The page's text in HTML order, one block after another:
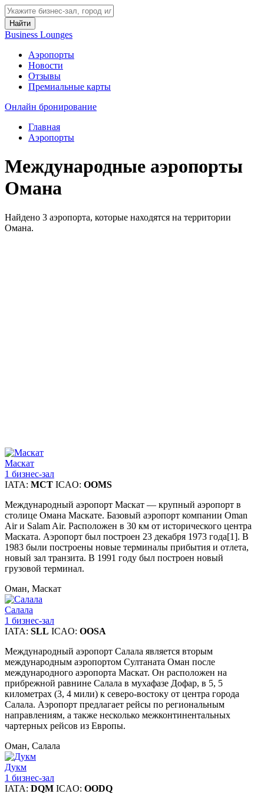
Найти
Business Lounges
Аэропорты
Новости
Отзывы
Премиальные карты
Онлайн бронирование
Главная
Аэропорты
Международные аэропорты
Омана
Найдено 3 аэропорта, которые находятся на территории
Омана.
Маскат
1 бизнес-зал
IATA: MCT ICAO: OOMS
Международный аэропорт Маскат — крупный аэропорт в
столице Омана Маскате. Базовый аэропорт компании Oman
Air и Salam Air. Расположен в 30 км от исторического центра
Маската. Аэропорт был построен 23 декабря 1973 года[1]. В
1983 были построены новые терминалы прибытия и отлета,
новый зал транзита. В 1991 году был построен новый
грузовой терминал.
Оман, Маскат
Салала
1 бизнес-зал
IATA: SLL ICAO: OOSA
Международный аэропорт Салала является вторым
международным аэропортом Султаната Оман после
международного аэропорта Маскат. Он расположен на
прибрежной равнине Салала в мухафазе Дофар, в 5, 5
километрах (3, 4 мили) к северо-востоку от центра города
Салала. Аэропорт предлагает рейсы по региональным
направлениям, а также несколько межконтинентальных
чартерных рейсов из Европы.
Оман, Салала
Дукм
1 бизнес-зал
IATA: DQM ICAO: OODQ